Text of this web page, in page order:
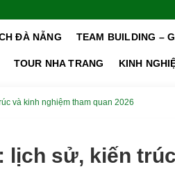
ĐÀ NẴNG TEAM BUILDING –
TOUR NHA TRANG KINH
và kinh nghiệm tham quan 2026
lịch sử, kiến